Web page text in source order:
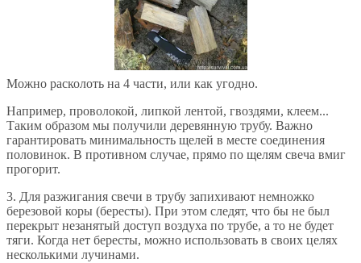
Можно расколоть на 4 части, или как угодно.
Например, проволокой, липкой лентой, гвоздями, клеем...
Таким образом мы получили деревянную трубу. Важно
гарантировать минимальность щелей в месте соединения
половинок. В противном случае, прямо по щелям свеча вмиг
прогорит.
3. Для разжигания свечи в трубу запихивают немножко
березовой коры (бересты). При этом следят, что бы не был
перекрыт незанятый доступ воздуха по трубе, а то не будет
тяги. Когда нет бересты, можно использовать в своих целях
несколькими лучинами.